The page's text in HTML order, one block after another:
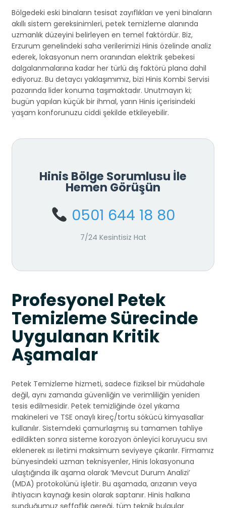
Bölgedeki eski binaların tesisat zayıflıkları ve yeni binaların
akıllı sistem gereksinimleri, petek temizleme alanında
uzmanlık düzeyini belirleyen en temel faktördür. Biz,
Erzurum genelindeki saha verilerimizi Hinis özelinde analiz
ederek, lokasyonun nem oranından elektrik şebekesi
dalgalanmalarına kadar her türlü dış faktörü plana dahil
ediyoruz. Bu detaycı yaklaşımımız, bizi Hinis Kombi Servisi
pazarında lider konuma taşımaktadır. Unutmayın ki;
bugün yapılan küçük bir ihmal, yarın Hinis içerisindeki
yaşam konforunuzu ciddi şekilde etkileyebilir.
Hinis Bölge Sorumlusu İle
Hemen Görüşün
0501 644 18 80
7/24 Kesintisiz Hat
Profesyonel Petek
Temizleme Sürecinde
Uygulanan Kritik
Aşamalar
Petek Temizleme hizmeti, sadece fiziksel bir müdahale
değil, aynı zamanda güvenliğin ve verimliliğin yeniden
tesis edilmesidir. Petek temizliğinde özel yıkama
makineleri ve TSE onaylı kireç/tortu sökücü kimyasallar
kullanılır. Sistemdeki çamurlaşmış su tamamen tahliye
edildikten sonra sisteme korozyon önleyici koruyucu sıvı
eklenerek ısı iletimi maksimum seviyeye çıkarılır. Firmamız
bünyesindeki uzman teknisyenler, Hinis lokasyonuna
ulaştığında ilk aşama olarak ‘Mevcut Durum Analizi’
(MDA) protokolünü işletir. Bu aşamada, arızanın veya
ihtiyacın kaynağı kesin olarak saptanır. Hinis halkına
sunduğumuz şeffaflık gereği, tüm teknik bulgular